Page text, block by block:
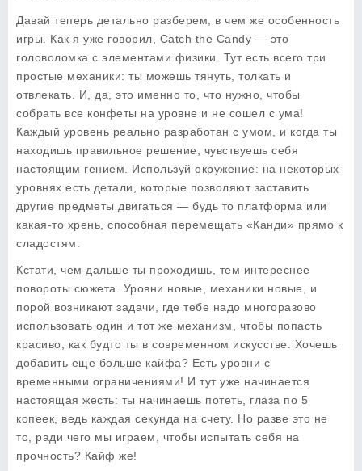
Давай теперь детально разберем, в чем же особенность
игры. Как я уже говорил, Catch the Candy — это
головоломка с элементами физики. Тут есть всего три
простые механики: ты можешь тянуть, толкать и
отвлекать. И, да, это именно то, что нужно, чтобы
собрать все конфеты на уровне и не сошел с ума!
Каждый уровень реально разработан с умом, и когда ты
находишь правильное решение, чувствуешь себя
настоящим гением. Используй окружение: на некоторых
уровнях есть детали, которые позволяют заставить
другие предметы двигаться — будь то платформа или
какая-то хрень, способная перемещать «Канди» прямо к
сладостям.
Кстати, чем дальше ты проходишь, тем интереснее
повороты сюжета. Уровни новые, механики новые, и
порой возникают задачи, где тебе надо многоразово
использовать один и тот же механизм, чтобы попасть
красиво, как будто ты в современном искусстве. Хочешь
добавить еще больше кайфа? Есть уровни с
временными ограничениями! И тут уже начинается
настоящая жесть: ты начинаешь потеть, глаза по 5
копеек, ведь каждая секунда на счету. Но разве это не
то, ради чего мы играем, чтобы испытать себя на
прочность? Кайф же!